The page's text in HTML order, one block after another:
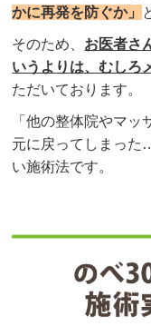
かに再発を防ぐか」
そのため、 お医者さ
いうよりは、むしろ
ただいております。
「他の整体院やマ
元に戻ってしまった
い施術法です。